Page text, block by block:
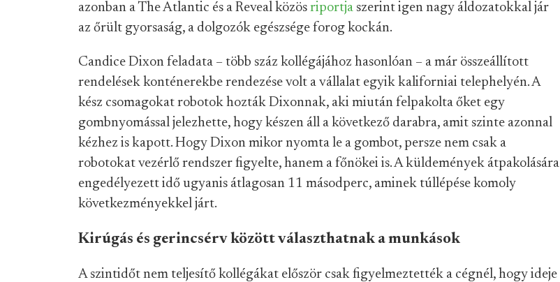
azonban a The Atlantic és a Reveal közös riportja szerint igen nagy áldozatokkal jár
az őrült gyorsaság, a dolgozók egészsége forog kockán.
Candice Dixon feladata – több száz kollégájához hasonlóan – a már összeállított
rendelések konténerekbe rendezése volt a vállalat egyik kaliforniai telephelyén. A
kész csomagokat robotok hozták Dixonnak, aki miután felpakolta őket egy
gombnyomással jelezhette, hogy készen áll a következő darabra, amit szinte azonnal
kézhez is kapott. Hogy Dixon mikor nyomta le a gombot, persze nem csak a
robotokat vezérlő rendszer figyelte, hanem a főnökei is. A küldemények átpakolására
engedélyezett idő ugyanis átlagosan 11 másodperc, aminek túllépése komoly
következményekkel járt.
Kirúgás és gerincsérv között választhatnak a munkások
A szintidőt nem teljesítő kollégákat először csak figyelmeztették a cégnél, hogy ideje